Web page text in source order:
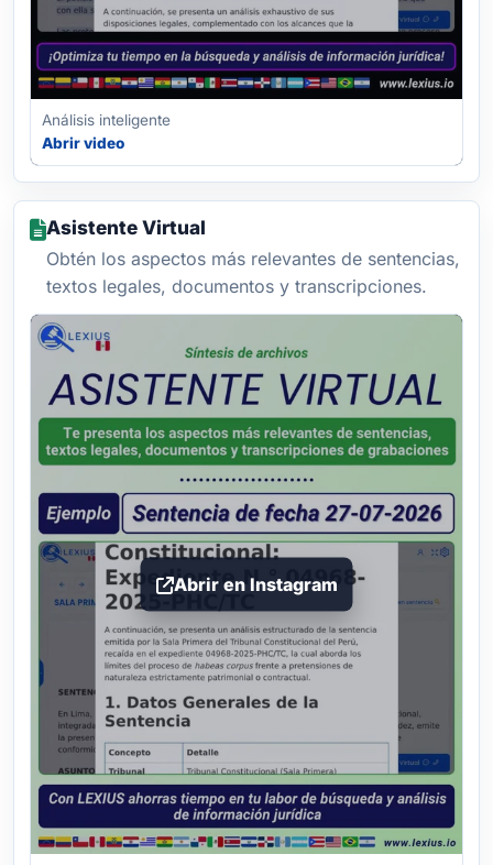
Análisis inteligente
Abrir video
Asistente Virtual
Obtén los aspectos más relevantes de sentencias,
textos legales, documentos y transcripciones.
Abrir en Instagram